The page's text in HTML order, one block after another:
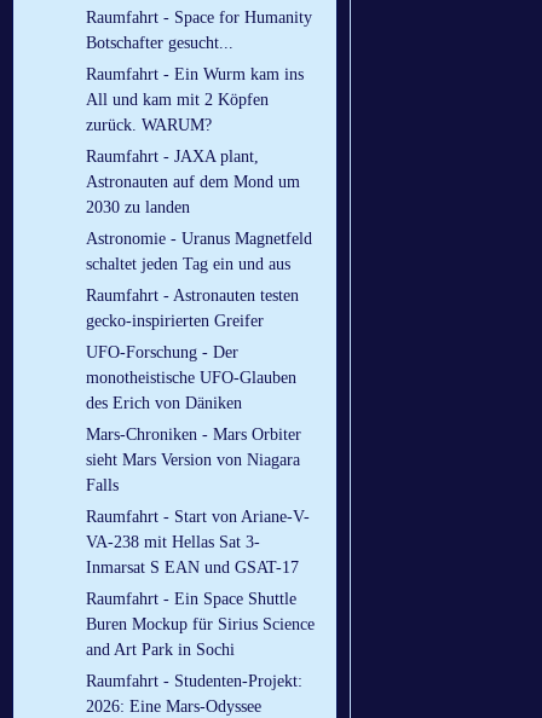
Raumfahrt - Space for Humanity
Botschafter gesucht...
Raumfahrt - Ein Wurm kam ins
All und kam mit 2 Köpfen
zurück. WARUM?
Raumfahrt - JAXA plant,
Astronauten auf dem Mond um
2030 zu landen
Astronomie - Uranus Magnetfeld
schaltet jeden Tag ein und aus
Raumfahrt - Astronauten testen
gecko-inspirierten Greifer
UFO-Forschung - Der
monotheistische UFO-Glauben
des Erich von Däniken
Mars-Chroniken - Mars Orbiter
sieht Mars Version von Niagara
Falls
Raumfahrt - Start von Ariane-V-
VA-238 mit Hellas Sat 3-
Inmarsat S EAN und GSAT-17
Raumfahrt - Ein Space Shuttle
Buren Mockup für Sirius Science
and Art Park in Sochi
Raumfahrt - Studenten-Projekt:
2026: Eine Mars-Odyssee